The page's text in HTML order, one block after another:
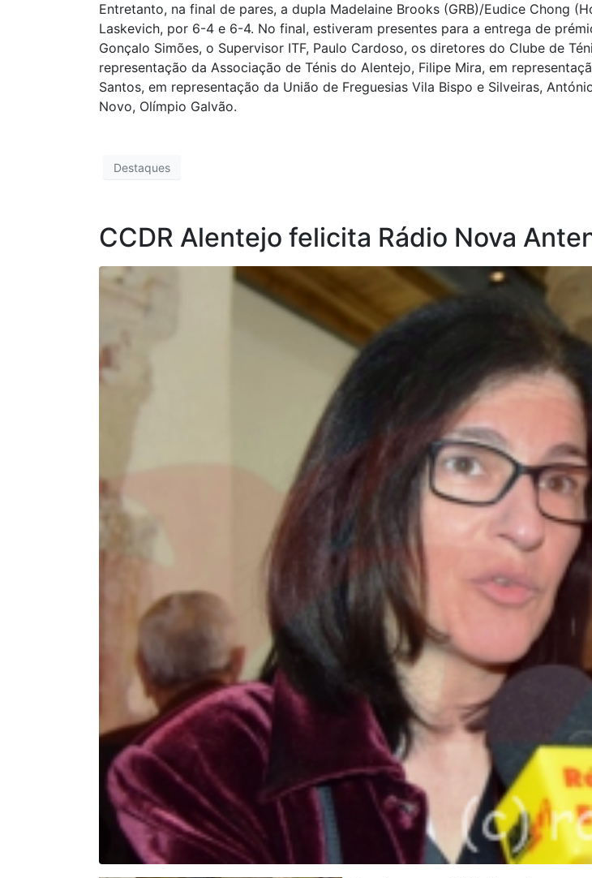
Entretanto, na final de pares, a dupla Madelaine Brooks (GRB)/Eudice Chong
Laskevich, por 6-4 e 6-4. No final, estiveram presentes para a entrega de
Gonçalo Simões, o Supervisor ITF, Paulo Cardoso, os diretores do Clube de
representação da Associação de Ténis do Alentejo, Filipe Mira, em
Santos, em representação da União de Freguesias Vila Bispo e Silveiras,
Novo, Olímpio Galvão.
Destaques
CCDR Alentejo felicita Rádio Nova